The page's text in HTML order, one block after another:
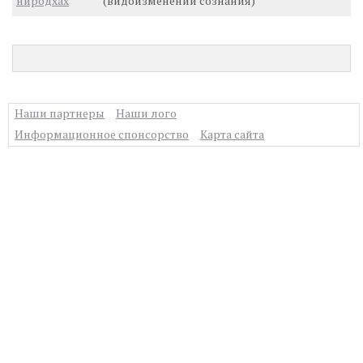
Наши партнеры
Наши лого
Информационное спонсорство
Карта сайта